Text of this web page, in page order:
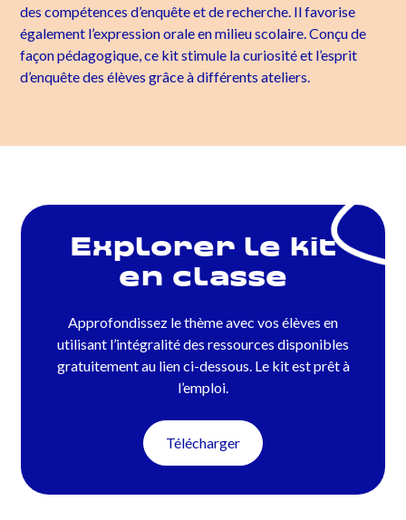
des compétences d’enquête et de recherche. Il favorise
également l’expression orale en milieu scolaire. Conçu de
façon pédagogique, ce kit stimule la curiosité et l’esprit
d’enquête des élèves grâce à différents ateliers.
Explorer le kit
en classe
Approfondissez le thème avec vos élèves en
utilisant l’intégralité des ressources disponibles
gratuitement au lien ci-dessous. Le kit est prêt à
l’emploi.
Télécharger